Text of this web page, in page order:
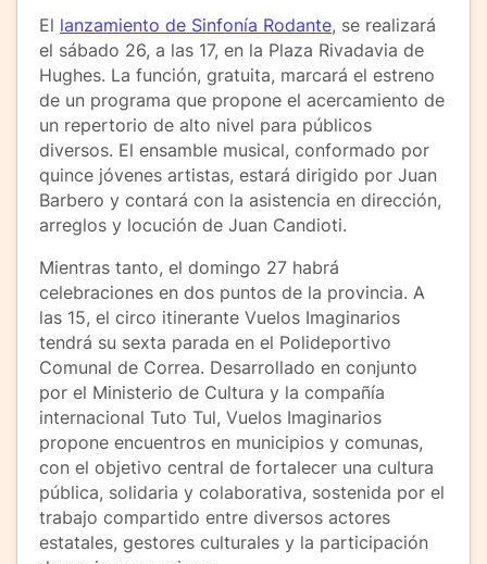
El lanzamiento de Sinfonía Rodante, se realizará
el sábado 26, a las 17, en la Plaza Rivadavia de
Hughes. La función, gratuita, marcará el estreno
de un programa que propone el acercamiento de
un repertorio de alto nivel para públicos
diversos. El ensamble musical, conformado por
quince jóvenes artistas, estará dirigido por Juan
Barbero y contará con la asistencia en dirección,
arreglos y locución de Juan Candioti.
Mientras tanto, el domingo 27 habrá
celebraciones en dos puntos de la provincia. A
las 15, el circo itinerante Vuelos Imaginarios
tendrá su sexta parada en el Polideportivo
Comunal de Correa. Desarrollado en conjunto
por el Ministerio de Cultura y la compañía
internacional Tuto Tul, Vuelos Imaginarios
propone encuentros en municipios y comunas,
con el objetivo central de fortalecer una cultura
pública, solidaria y colaborativa, sostenida por el
trabajo compartido entre diversos actores
estatales, gestores culturales y la participación